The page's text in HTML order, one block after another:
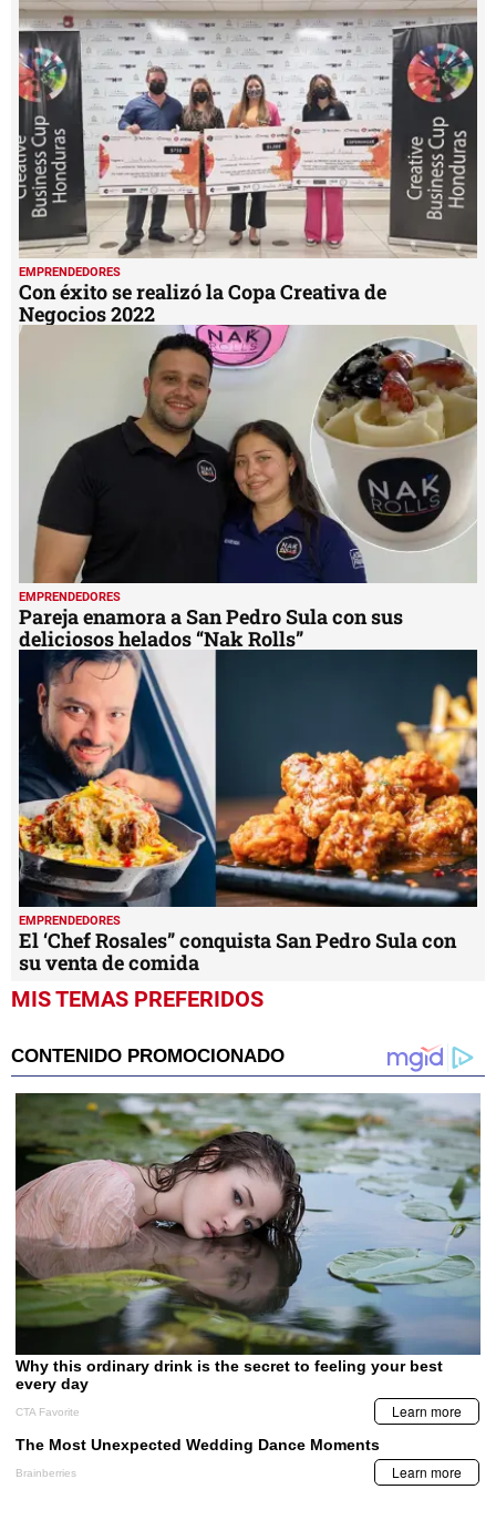
EMPRENDEDORES
Con éxito se realizó la Copa Creativa de
Negocios 2022
EMPRENDEDORES
Pareja enamora a San Pedro Sula con sus
deliciosos helados “Nak Rolls”
EMPRENDEDORES
El ‘Chef Rosales” conquista San Pedro Sula con
su venta de comida
MIS TEMAS PREFERIDOS